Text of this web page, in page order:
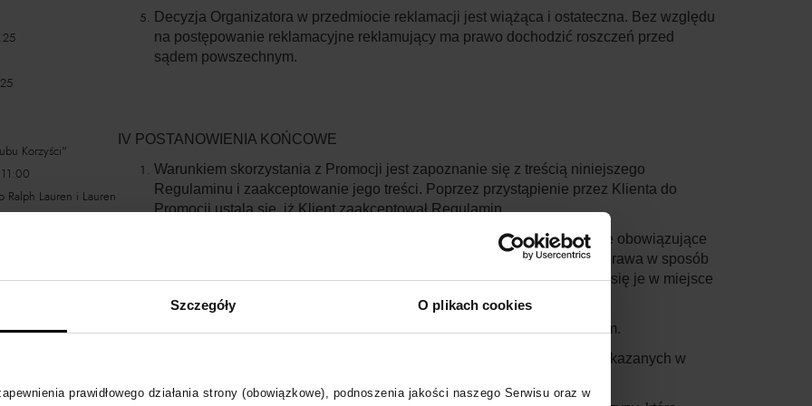
Szczegóły O plikach cookies
prawidłowego działania strony (obowiązkowe), podnoszenia jakości naszego Serwisu oraz w
Korzyści"
Ralph Lauren i Lauren
25.02 - 26.02
Korzyści"
Decyzja Organizatora w przedmiocie reklamacji jest wiążąca i ostateczna. Bez względu
na postępowanie reklamacyjne reklamujący ma prawo dochodzić roszczeń przed
sądem powszechnym.
IV POSTANOWIENIA KOŃCOWE
Warunkiem skorzystania z Promocji jest zapoznanie się z treścią niniejszego
Regulaminu i zaakceptowanie jego treści. Poprzez przystąpienie przez Klienta do
Promocji ustala się, iż Klient zaakceptował Regulamin.
W kwestiach nieuregulowanych Regulaminem stosuje się powszechnie obowiązujące
przepisy prawa polskiego. Jeśli bezwzględnie obowiązujące przepisy prawa w sposób
odmienny regulują prawa Klienta lub obowiązki Organizatora – stosuje się je w miejsce
postanowień Regulaminu.
Niniejszy Regulamin dostępny jest na stronie internetowej moliera2.com.
Organizator będzie przetwarzał dane osobowe Klienta na zasadach wskazanych w